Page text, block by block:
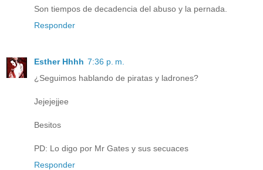
Son tiempos de decadencia del abuso y la pernada.
Responder
Esther Hhhh 7:36 p. m.
¿Seguimos hablando de piratas y ladrones?
Jejejejjee
Besitos
PD: Lo digo por Mr Gates y sus secuaces
Responder